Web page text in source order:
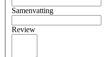
Samenvatting
Review